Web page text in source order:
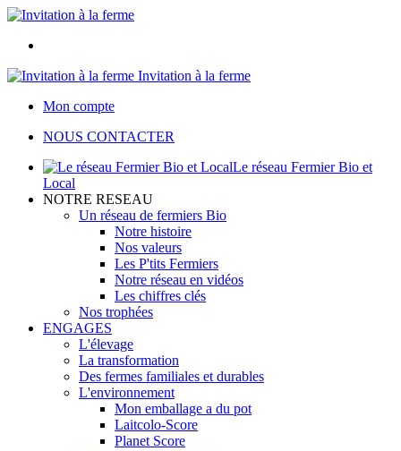
Invitation à la ferme
Mon compte
NOUS CONTACTER
Le réseau Fermier Bio et
Local
NOTRE RESEAU
Un réseau de fermiers Bio
Notre histoire
Nos valeurs
Les P'tits Fermiers
Notre réseau en vidéos
Les chiffres clés
Nos trophées
ENGAGES
L'élevage
La transformation
Des fermes familiales et durables
L'environnement
Mon emballage a du pot
Laitcolo-Score
Planet Score